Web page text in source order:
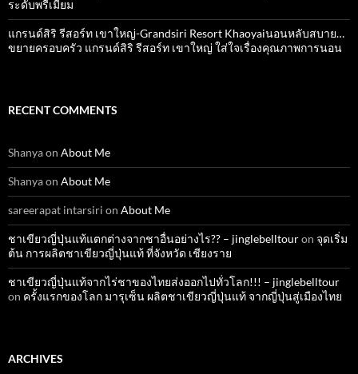
ระดับพรีเมียม
แกรนด์สิริ​ รีสอร์ท​ เขาใหญ่​-Grandsiri​ Resort​ Khaoyaiนอนหลับสบาย…
ขยายครอบครัว แกรนด์สิริ รีสอร์ท เขาใหญ่ ใส่ใจเรื่องคุณภาพการนอน
RECENT COMMENTS
Shanyaon About Me
Shanyaon About Me
sareerapat intarsiri on About Me
ชาเขียวญี่ปุ่นแท้แตกต่างจากชาอื่นอย่างไร?? – jinglebelltouron จุดเริ่ม
ต้น การผลิตชาเขียวญี่ปุ่นแท้ ที่จังหวัด เชียงราย
ชาเขียวญี่ปุ่นแท้จากไร่ชาของไทยส่งออกไปทั่วโลก!!! – jinglebelltour
on ครั้งแรกของโลก มารุเซ็น ผลิตชาเขียวญี่ปุ่นแท้ จากญี่ปุ่นสู่เมืองไทย
ARCHIVES